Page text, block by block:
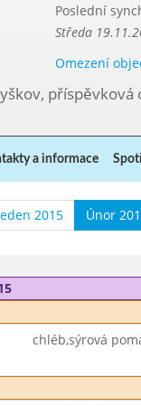
Poslední
Středa
Omezení
příspěvková
a informace
2015 Únor
chléb,sýrová